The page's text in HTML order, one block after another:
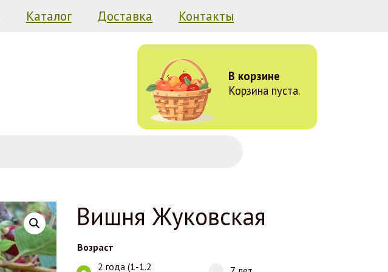
Каталог Доставка Контакты
В корзине
Корзина пуста.
Вишня Жуковская
Возраст
2 года (1-1.2